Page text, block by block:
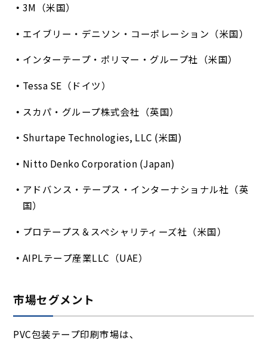
3M（米国）
エイブリー・デニソン・コーポレーション（米国）
インターテープ・ポリマー・グループ社（米国）
Tessa SE（ドイツ）
スカパ・グループ株式会社（英国）
Shurtape Technologies, LLC (米国)
Nitto Denko Corporation (Japan)
アドバンス・テープス・インターナショナル社（英
国）
プロテープス＆スペシャリティーズ社（米国）
AIPLテープ産業LLC（UAE）
市場セグメント
PVC包装テープ印刷市場は、